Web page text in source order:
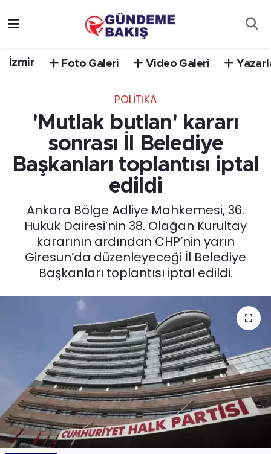
İzmir Foto Galeri Video Galeri
POLİTİKA
'Mutlak butlan' kararı
sonrası İl Belediye
Başkanları toplantısı iptal
edildi
Ankara Bölge Adliye Mahkemesi, 36.
Hukuk Dairesi’nin 38. Olağan Kurultay
kararının ardından CHP’nin yarın
Giresun’da düzenleyeceği İl Belediye
Başkanları toplantısı iptal edildi.
EGE
EĞİTİM
English News
GÜNCEL
KÜLTÜR SANAT
MAGAZİN
POLİTİKA
SAĞLIK
Siyaset
SPOR
Süper Lig Puan Durumu ve Fikstür
Tüm Manşetler
Haber Arşivi